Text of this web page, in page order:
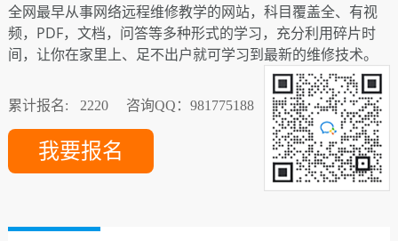
全网最早从事网络远程维修教学的网站，科目覆盖全、有视
频，PDF，文档，问答等多种形式的学习，充分利用碎片时
间，让你在家里上、足不出户就可学习到最新的维修技术。
累计报名: 2220 咨询QQ：981775188
我要报名